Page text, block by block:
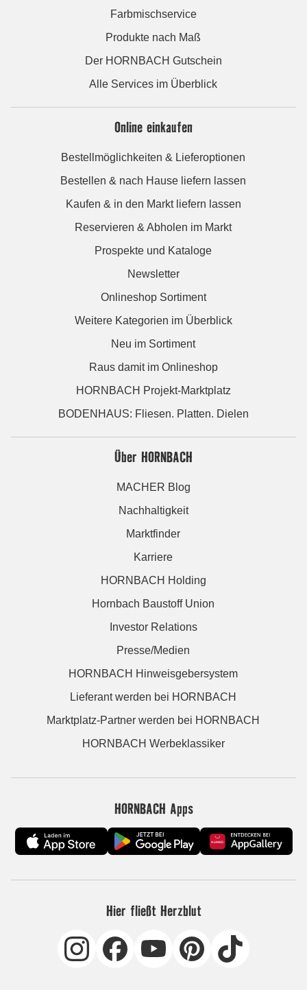
Farbmischservice
Produkte nach Maß
Der HORNBACH Gutschein
Alle Services im Überblick
Online einkaufen
Bestellmöglichkeiten & Lieferoptionen
Bestellen & nach Hause liefern lassen
Kaufen & in den Markt liefern lassen
Reservieren & Abholen im Markt
Prospekte und Kataloge
Newsletter
Onlineshop Sortiment
Weitere Kategorien im Überblick
Neu im Sortiment
Raus damit im Onlineshop
HORNBACH Projekt-Marktplatz
BODENHAUS: Fliesen. Platten. Dielen
Über HORNBACH
MACHER Blog
Nachhaltigkeit
Marktfinder
Karriere
HORNBACH Holding
Hornbach Baustoff Union
Investor Relations
Presse/Medien
HORNBACH Hinweisgebersystem
Lieferant werden bei HORNBACH
Marktplatz-Partner werden bei HORNBACH
HORNBACH Werbeklassiker
HORNBACH Apps
Hier fließt Herzblut